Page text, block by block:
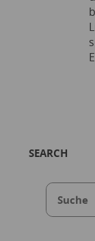
SEARCH